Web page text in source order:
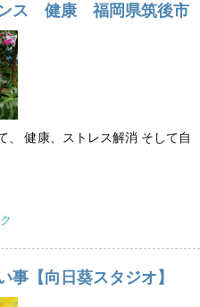
ス 健康 福岡県筑後市
、 健康、ストレス解消 そして自
事【向日葵スタジオ】